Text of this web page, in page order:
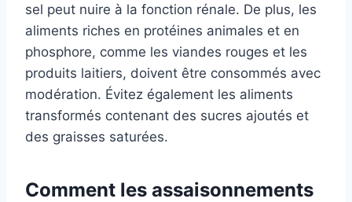
sel peut nuire à la fonction rénale. De plus, les
aliments riches en protéines animales et en
phosphore, comme les viandes rouges et les
produits laitiers, doivent être consommés avec
modération. Évitez également les aliments
transformés contenant des sucres ajoutés et
des graisses saturées.
Comment les assaisonnements